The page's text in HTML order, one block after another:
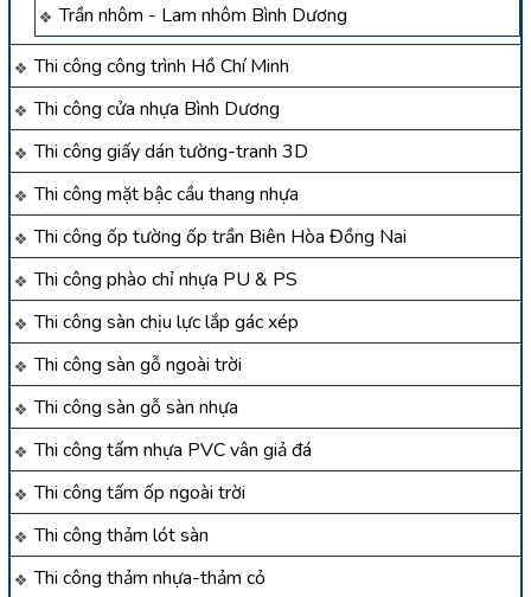
Trần nhôm - Lam nhôm Bình Dương
Thi công công trình Hồ Chí Minh
Thi công cửa nhựa Bình Dương
Thi công giấy dán tường-tranh 3D
Thi công mặt bậc cầu thang nhựa
Thi công ốp tường ốp trần Biên Hòa Đồng Nai
Thi công phào chỉ nhựa PU & PS
Thi công sàn chịu lực lắp gác xép
Thi công sàn gỗ ngoài trời
Thi công sàn gỗ sàn nhựa
Thi công tấm nhựa PVC vân giả đá
Thi công tấm ốp ngoài trời
Thi công thảm lót sàn
Thi công thảm nhựa-thảm cỏ